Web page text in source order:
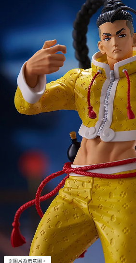
※圖片為示意圖。